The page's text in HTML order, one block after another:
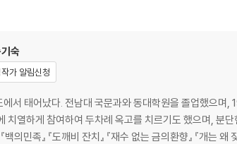
)
봉기
내가 맨다/궁중의 요녀(妖女)/마지막 호소/대창/어
는 사람들/공중배미
들어라
)로 가는 사람들/탈출(脫出)/지주와 소작인/장막 안의
숙
가 알림신청
서 태어났다. 전남대 국문과와 동대학원을 졸업했으며,
치열하게 참여하여 두차례 옥고를 치르기도 했으며, 분
의민족』 『도깨비 잔치』 『재수 없는 금의환향』 『개는 왜